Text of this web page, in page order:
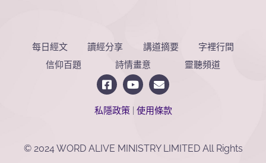
每日經文 讀經分享 講道摘要
字裡行間
信仰百題
詩情畫意 靈聽頻道
私隱政策| 使用條款
© 2024 WORD ALIVE MINISTRY LIMITED All Rights